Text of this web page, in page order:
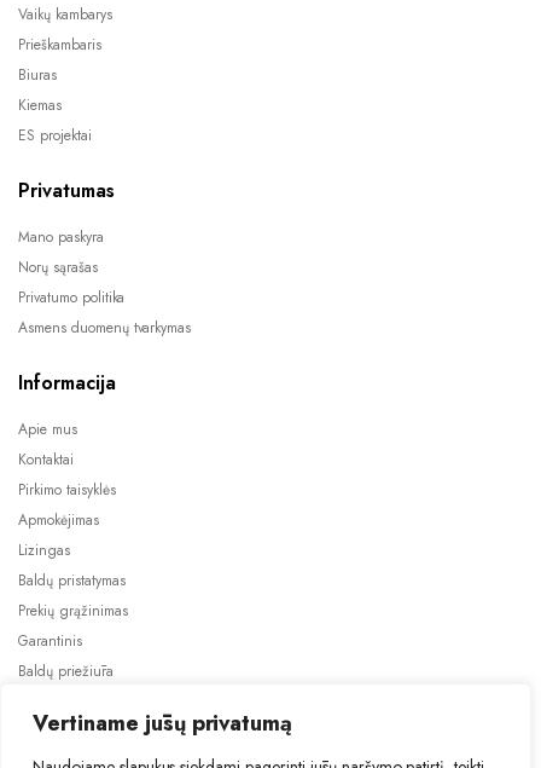
Vertiname jūsų privatumą
Vaikų kambarys
Prieškambaris
Biuras
Kiemas
ES projektai
Privatumas
Mano paskyra
Norų sąrašas
Privatumo politika
Asmens duomenų tvarkymas
Informacija
Apie mus
Kontaktai
Pirkimo taisyklės
Apmokėjimas
Lizingas
Baldų pristatymas
Prekių grąžinimas
Garantinis
Baldų priežiūra